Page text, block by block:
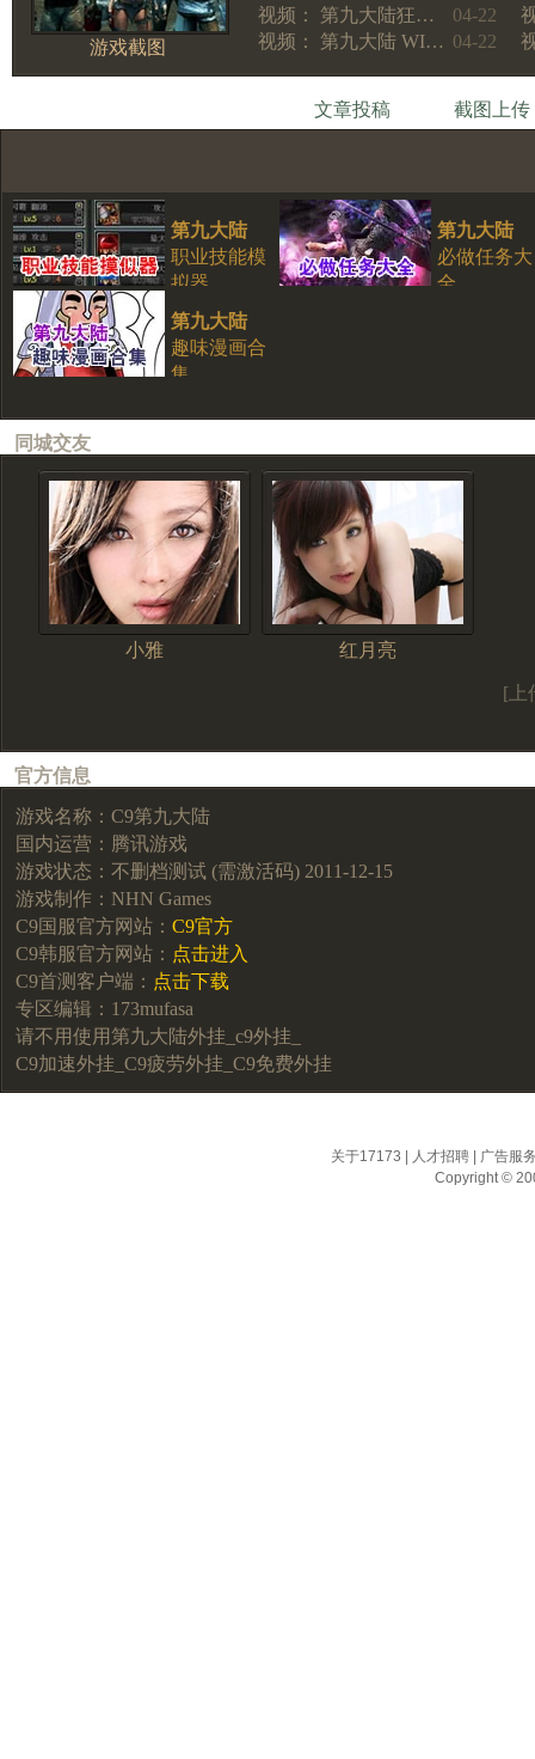
游戏截图
04-22
视频： 第九大陆狂…
04-22
视频： 第九大陆 WI…
文章投稿 截图上传
第九大陆
职业技能模
拟器
第九大陆
必做任务大
全
第九大陆
趣味漫画合
集
同城交友
小雅 红月亮
[上
官方信息
游戏名称：C9第九大陆
国内运营：腾讯游戏
游戏状态：不删档测试 (需激活码) 2011-12-15
游戏制作：NHN Games
C9国服官方网站： C9官方
C9韩服官方网站： 点击进入
C9首测客户端： 点击下载
专区编辑：173mufasa
请不用使用第九大陆外挂_c9外挂_
C9加速外挂_C9疲劳外挂_C9免费外挂
关于17173 人才招聘
广告服
Copyright ©